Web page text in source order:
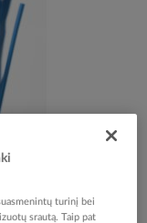
nuotraukoje
klijų 12.7-6.4mm
turinį bei
srautą. Taip pat